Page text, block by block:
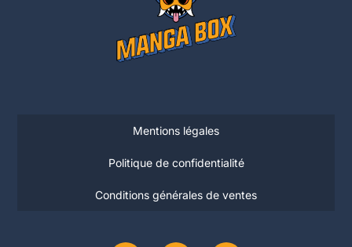
Mentions légales
Politique de confidentialité
Conditions générales de ventes